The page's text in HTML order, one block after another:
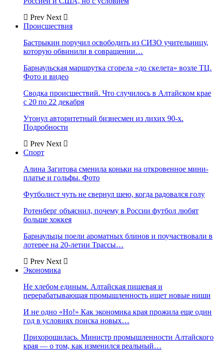
Prev Next
Происшествия
Бастрыкин поручил освободить из СИЗО учительницу,
которую обвинили в совращении…
Барнаульская маршрутка сгорела «до скелета» возле ТЦ.
Фото и видео
Сводка происшествий. Что случилось в Алтайском крае
с 20 по 22 декабря
Утонул авторитетный бизнесмен из лихих 90-х.
Подробности
Prev Next
Спорт
Алина Загитова сменила коньки на откровенное мини-
платье и гольфы. Фото
Футболист чуть не свернул шею, когда радовался голу
Ротенберг объяснил, почему в России футбол любят
больше хоккея
Барнаульцы поели ароматных блинов и поучаствовали в
лотерее на 20-летии Трассы…
Prev Next
Экономика
Не хлебом единым. Алтайская пищевая и
перерабатывающая промышленность ищет новые ниши
И не одно «Но!» Как экономика края прожила еще один
год в условиях поиска новых…
Прихорошилась. Министр промышленности Алтайского
края — о том, как изменился реальный…